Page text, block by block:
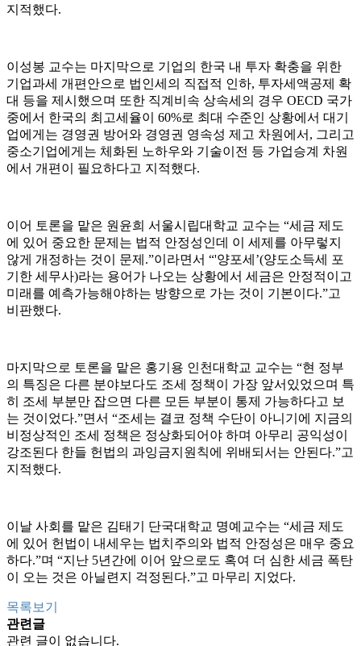
지적했다.
이성봉 교수는 마지막으로 기업의 한국 내 투자 확충을 위한
기업과세 개편안으로 법인세의 직접적 인하, 투자세액공제 확
대 등을 제시했으며 또한 직계비속 상속세의 경우 OECD 국가
중에서 한국의 최고세율이 60%로 최대 수준인 상황에서 대기
업에게는 경영권 방어와 경영권 영속성 제고 차원에서, 그리고
중소기업에게는 체화된 노하우와 기술이전 등 가업승계 차원
에서 개편이 필요하다고 지적했다.
이어 토론을 맡은 원윤희 서울시립대학교 교수는 “세금 제도
에 있어 중요한 문제는 법적 안정성인데 이 세제를 아무렇지
않게 개정하는 것이 문제.”이라면서 “'양포세’(양도소득세 포
기한 세무사)라는 용어가 나오는 상황에서 세금은 안정적이고
미래를 예측가능해야하는 방향으로 가는 것이 기본이다.”고
비판했다.
마지막으로 토론을 맡은 홍기용 인천대학교 교수는 “현 정부
의 특징은 다른 분야보다도 조세 정책이 가장 앞서있었으며 특
히 조세 부분만 잡으면 다른 모든 부분이 통제 가능하다고 보
는 것이었다.”면서 “조세는 결코 정책 수단이 아니기에 지금의
비정상적인 조세 정책은 정상화되어야 하며 아무리 공익성이
강조된다 한들 헌법의 과잉금지원칙에 위배되서는 안된다.”고
지적했다.
이날 사회를 맡은 김태기 단국대학교 명예교수는 “세금 제도
에 있어 헌법이 내세우는 법치주의와 법적 안정성은 매우 중요
하다.”며 “지난 5년간에 이어 앞으로도 혹여 더 심한 세금 폭탄
이 오는 것은 아닐련지 걱정된다.”고 마무리 지었다.
목록보기
관련글
관련 글이 없습니다.